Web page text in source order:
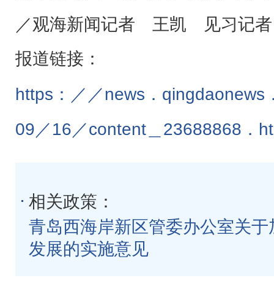
／观海新闻记者 王凯 见习记
报道链接：
https：／／news．qingdaonews
09／16／content＿23688868．
相关政策：
青岛西海岸新区管委办公室关
发展的实施意见